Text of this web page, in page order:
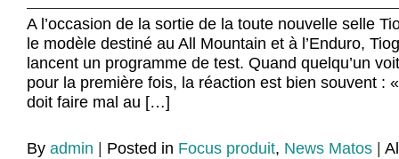
A l’occasion de la sortie de la toute nouvelle selle
le modèle destiné au All Mountain et à l’Enduro,
lancent un programme de test. Quand quelqu’un
pour la première fois, la réaction est bien souvent :
doit faire mal au […]
By admin Posted in Focus produit, News Matos